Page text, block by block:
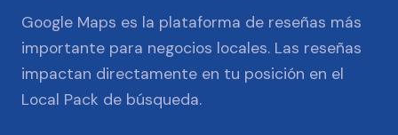
Google Maps es la plataforma de reseñas más
importante para negocios locales. Las reseñas
impactan directamente en tu posición en el
Local Pack de búsqueda.